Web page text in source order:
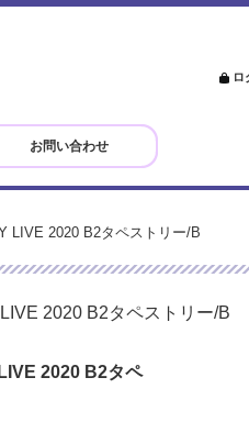
ロ
お問い合わせ
LIVE 2020 B2タペストリー/B
2020 B2タペストリー/B
2020 B2タペ